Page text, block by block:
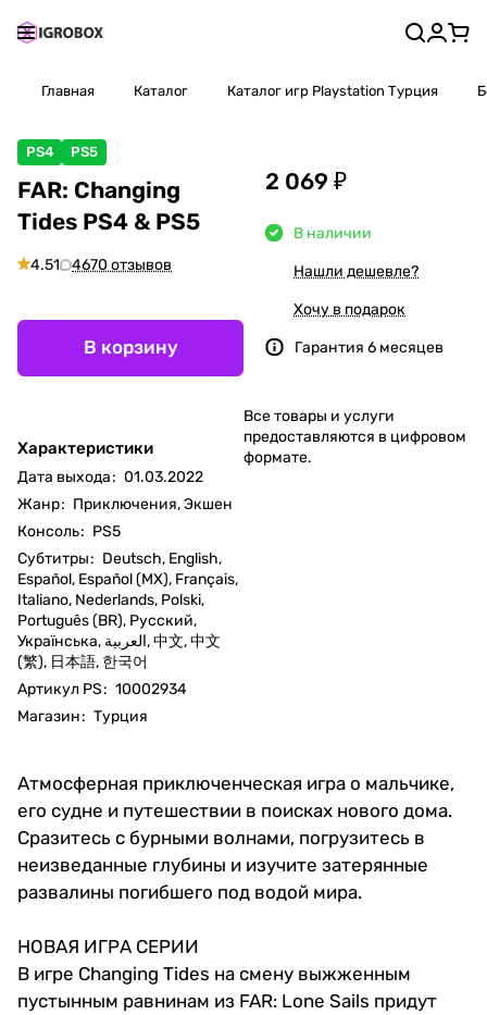
Главная Каталог Каталог игр Playstation Турция
PS4 PS5
FAR: Changing
Tides PS4 & PS5
4.51 4670 отзывов
В корзину
Характеристики
Дата выхода: 01.03.2022
Жанр: Приключения, Экшен
Консоль: PS5
Субтитры: Deutsch, English,
Español, Español (MX), Français,
Italiano, Nederlands, Polski,
Português (BR), Русский,
Українська, العربية, 中文, 中文
(繁), 日本語, 한국어
Артикул PS: 10002934
Магазин: Турция
2 069 ₽
В наличии
Нашли дешевле?
Хочу в подарок
Гарантия 6 месяцев
Все товары и услуги
предоставляются в цифровом
формате.
Атмосферная приключенческая игра о мальчике,
его судне и путешествии в поисках нового дома.
Сразитесь с бурными волнами, погрузитесь в
неизведанные глубины и изучите затерянные
развалины погибшего под водой мира.
НОВАЯ ИГРА СЕРИИ
В игре Changing Tides на смену выжженным
пустынным равнинам из FAR: Lone Sails придут